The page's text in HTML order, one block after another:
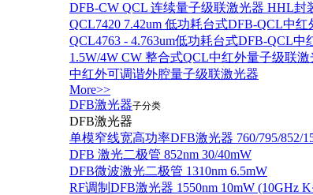
DFB-CW QCL 连续量子级联激光器 HHL封
QCL7420 7.42um 低功耗台式DFB-QCL中
QCL4763 - 4.763um低功耗台式DFB-QCL
1.5W/4W CW 整合式QCL中红外量子级联激
中红外可调谐外腔量子级联激光器
More>>
DFB激光器子分类
DFB激光器
单模窄线宽高功率DFB激光器 760/795/852/
DFB 激光二极管 852nm 30/40mW
DFB微波激光二极管 1310nm 6.5mW
RF调制DFB激光器 1550nm 10mW (10GHz